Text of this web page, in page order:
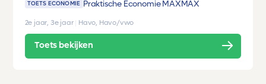
TOETS ECONOMIE Praktische Economie MAXMAX
2e jaar, 3e jaar Havo, Havo/vwo
Toets bekijken